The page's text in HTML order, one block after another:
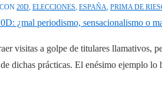
20D, ELECCIONES, ESPAÑA, PRIMA DE
visitas a golpe de titulares llamativos,
dichas prácticas. El enésimo ejemplo lo